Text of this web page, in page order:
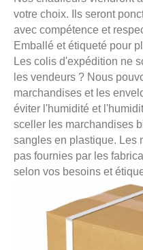
votre choix. Ils seront
avec compétence et
Emballé et étiqueté pour
Les colis d'expédition ne
les vendeurs ? Nous
marchandises et les
éviter l'humidité et
sceller les marchandises
sangles en plastique. Les
pas fournies par les
selon vos besoins et